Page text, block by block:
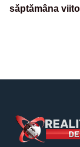
săptămâna